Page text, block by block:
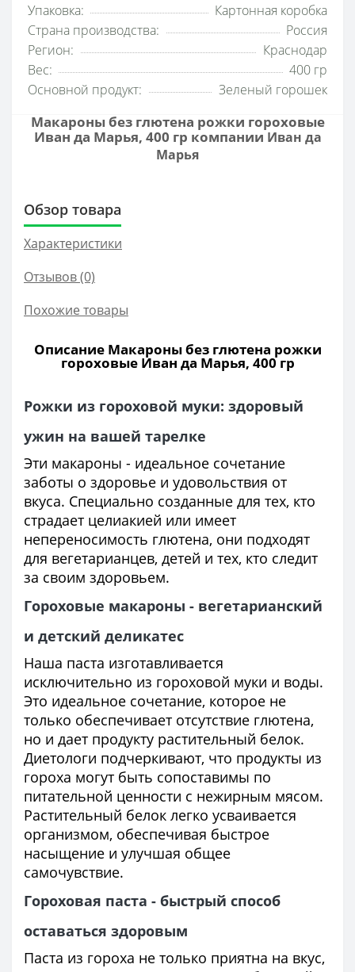
Упаковка:
Картонная коробка
Страна производства:
Россия
Регион:
Краснодар
Вес:
400 гр
Основной продукт:
Зеленый горошек
Макароны без глютена рожки гороховые
Иван да Марья, 400 гр компании Иван да
Марья
Обзор товара
Характеристики
Отзывов (0)
Похожие товары
Описание Макароны без глютена рожки
гороховые Иван да Марья, 400 гр
Рожки из гороховой муки: здоровый
ужин на вашей тарелке
Эти макароны - идеальное сочетание
заботы о здоровье и удовольствия от
вкуса. Специально созданные для тех, кто
страдает целиакией или имеет
непереносимость глютена, они подходят
для вегетарианцев, детей и тех, кто следит
за своим здоровьем.
Гороховые макароны - вегетарианский
и детский деликатес
Наша паста изготавливается
исключительно из гороховой муки и воды.
Это идеальное сочетание, которое не
только обеспечивает отсутствие глютена,
но и дает продукту растительный белок.
Диетологи подчеркивают, что продукты из
гороха могут быть сопоставимы по
питательной ценности с нежирным мясом.
Растительный белок легко усваивается
организмом, обеспечивая быстрое
насыщение и улучшая общее
самочувствие.
Гороховая паста - быстрый способ
оставаться здоровым
Паста из гороха не только приятна на вкус,